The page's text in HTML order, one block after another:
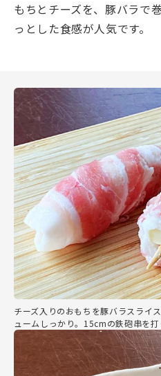
もちとチーズを、豚バラで
っとした食感が人気です。
チーズ入りのおもちを豚バラスライ
ュームしっかり。15cmの鉄砲串を打